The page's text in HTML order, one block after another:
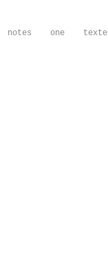
notes one
texte